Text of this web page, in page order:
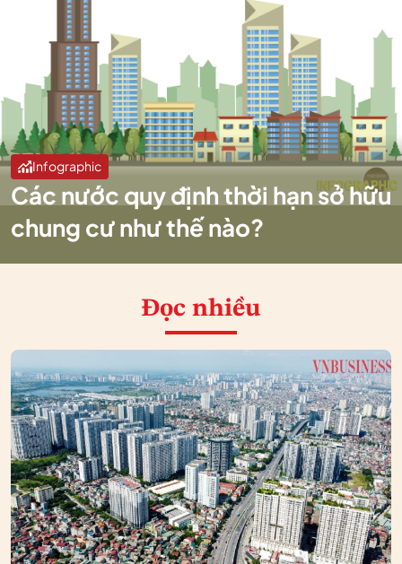
Infographic
Các nước quy định thời hạn sở hữu
chung cư như thế nào?
Đọc nhiều